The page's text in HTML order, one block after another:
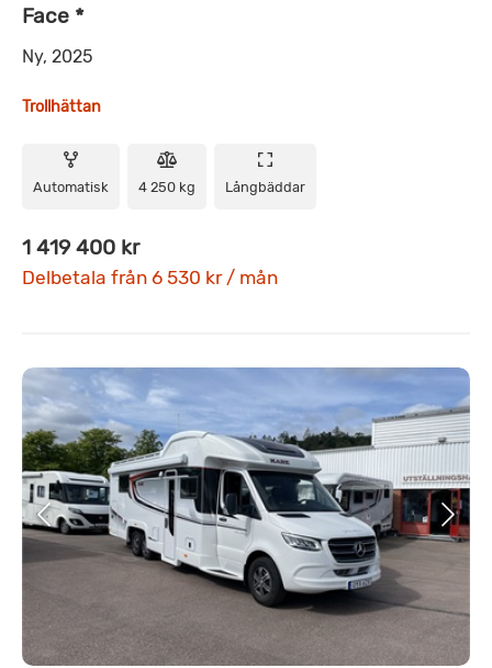
Face *
Ny, 2025
Trollhättan
Automatisk 4 250 kg Långbäddar
1 419 400 kr
Delbetala från 6 530 kr / mån